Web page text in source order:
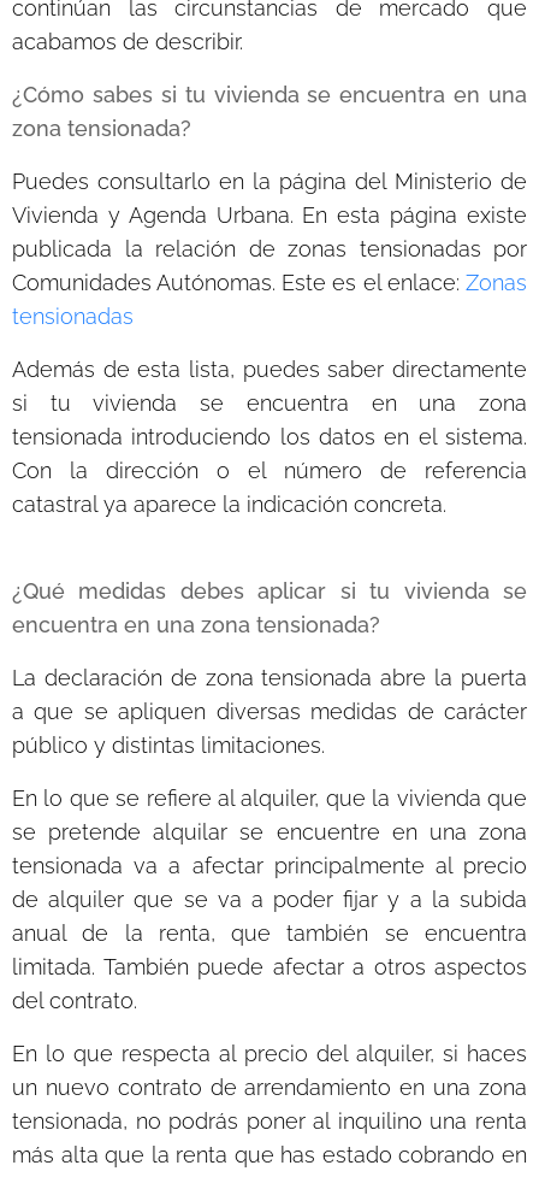
continúan las circunstancias de mercado que
acabamos de describir.
¿Cómo sabes si tu vivienda se encuentra en una
zona tensionada?
Puedes consultarlo en la página del Ministerio de
Vivienda y Agenda Urbana. En esta página existe
publicada la relación de zonas tensionadas por
Comunidades Autónomas. Este es el enlace: Zonas
tensionadas
Además de esta lista, puedes saber directamente
si tu vivienda se encuentra en una zona
tensionada introduciendo los datos en el sistema.
Con la dirección o el número de referencia
catastral ya aparece la indicación concreta.
¿Qué medidas debes aplicar si tu vivienda se
encuentra en una zona tensionada?
La declaración de zona tensionada abre la puerta
a que se apliquen diversas medidas de carácter
público y distintas limitaciones.
En lo que se refiere al alquiler, que la vivienda que
se pretende alquilar se encuentre en una zona
tensionada va a afectar principalmente al precio
de alquiler que se va a poder fijar y a la subida
anual de la renta, que también se encuentra
limitada. También puede afectar a otros aspectos
del contrato.
En lo que respecta al precio del alquiler, si haces
un nuevo contrato de arrendamiento en una zona
tensionada, no podrás poner al inquilino una renta
más alta que la renta que has estado cobrando en